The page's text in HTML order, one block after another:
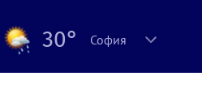
30° София